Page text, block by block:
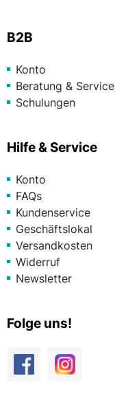
B2B
Konto
Beratung & Service
Schulungen
Hilfe & Service
Konto
FAQs
Kundenservice
Geschäftslokal
Versandkosten
Widerruf
Newsletter
Folge uns!